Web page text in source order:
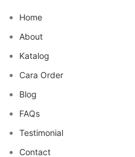
Home
About
Katalog
Cara Order
Blog
FAQs
Testimonial
Contact